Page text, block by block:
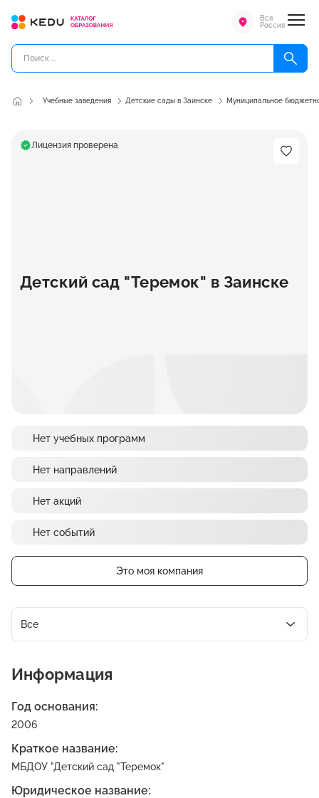
Вся
Россия
Учебные заведения Детские сады в Заинске Муниципальное
Лицензия проверена
Детский сад "Теремок" в Заинске
Нет учебных программ
Нет направлений
Нет акций
Нет событий
Это моя компания
Все
Информация
Год основания:
2006
Краткое название:
МБДОУ "Детский сад "Теремок"
Юридическое название: